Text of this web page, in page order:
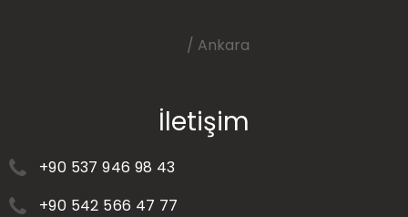
/ Ankara
İletişim
+90 537 946 98 43
+90 542 566 47 77